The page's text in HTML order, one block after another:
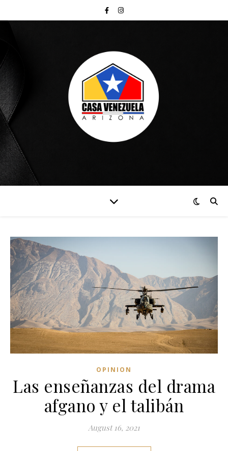
OPINION
Las enseñanzas del drama
afgano y el talibán
August 16, 2021